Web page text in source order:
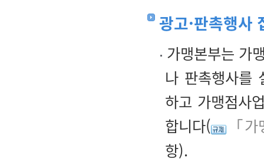
광고·판촉행사
가맹본부는 가
나 판촉행사를
하고 가맹점사
합니다(
「
항).